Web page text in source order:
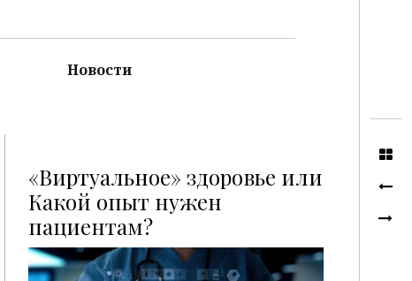
Новости
«Виртуальное» здоровье или
Какой опыт нужен
пациентам?